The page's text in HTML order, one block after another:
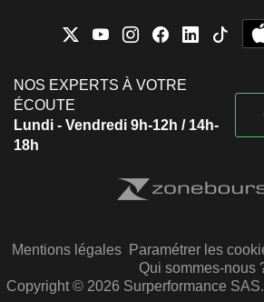
NOS EXPERTS À VOTRE
ÉCOUTE
Lundi - Vendredi 9h-12h / 14h-
18h
Mentions légales Paramétrer les
Qui sommes-nous
Copyright © 2026 Surperformance